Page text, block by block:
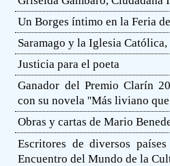
Un Borges íntimo en la Feria
Saramago y la Iglesia
Justicia para el poeta
Ganador del Premio Clarín
con su novela ''Más liviano
Obras y cartas de Mario
Escritores de diversos
Encuentro del Mundo de la